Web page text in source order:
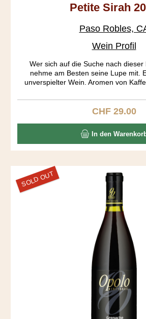
Petite Sirah
Paso Robles,
Wein Profil
Wer sich auf die Suche nach dieser
nehme am Besten seine Lupe mit.
unverspielter Wein. Aromen von
diesen
Regulärer Preis:
CHF 29.00
In den
SOLD OUT